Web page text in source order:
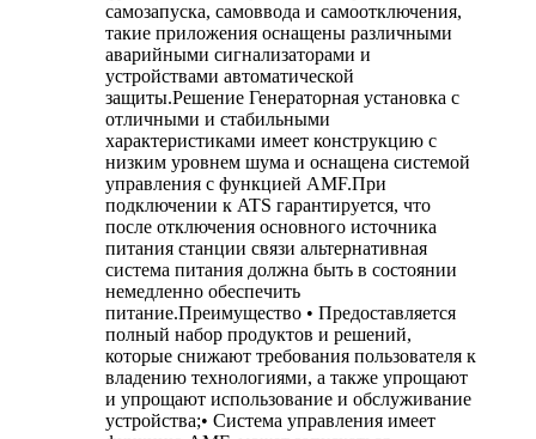
самозапуска, самоввода и самоотключения,
такие приложения оснащены различными
аварийными сигнализаторами и
устройствами автоматической
защиты.Решение Генераторная установка с
отличными и стабильными
характеристиками имеет конструкцию с
низким уровнем шума и оснащена системой
управления с функцией AMF.При
подключении к ATS гарантируется, что
после отключения основного источника
питания станции связи альтернативная
система питания должна быть в состоянии
немедленно обеспечить
питание.Преимущество • Предоставляется
полный набор продуктов и решений,
которые снижают требования пользователя к
владению технологиями, а также упрощают
и упрощают использование и обслуживание
устройства;• Система управления имеет